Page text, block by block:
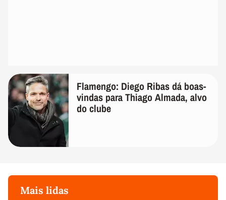
Flamengo: Diego Ribas dá boas-
vindas para Thiago Almada, alvo
do clube
Mais lidas